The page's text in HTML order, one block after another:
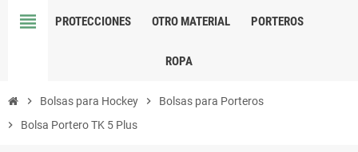
view_headline PROTECCIONES OTRO MATERIAL PORTEROS
ROPA
chevron_right Bolsas para Hockey chevron_right
Bolsas para Porteros
chevron_right
Bolsa Portero TK 5 Plus